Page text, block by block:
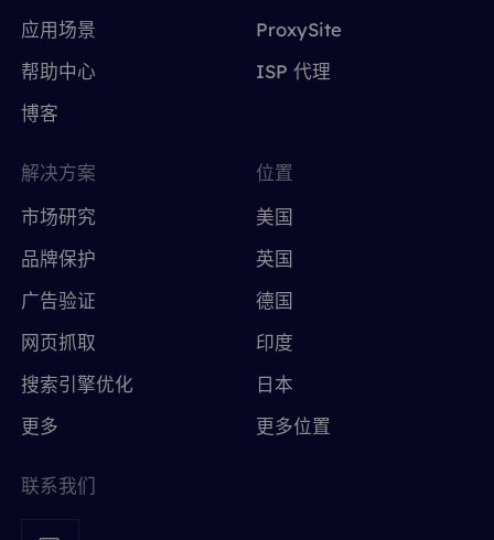
应用场景
帮助中心
博客
ProxySite
ISP 代理
解决方案
市场研究
品牌保护
广告验证
网页抓取
搜索引擎优化
更多
位置
美国
英国
德国
印度
日本
更多位置
联系我们